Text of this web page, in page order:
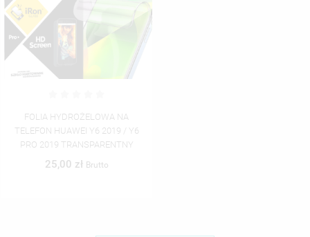
FOLIA HYDROŻELOWA NA
TELEFON HUAWEI Y6 2019 / Y6
PRO 2019 TRANSPARENTNY
25,00 zł Brutto